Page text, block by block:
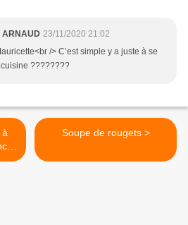
23/11/2020 21:02
/> C’est simple y a juste à se
????????
Soupe de rougets >